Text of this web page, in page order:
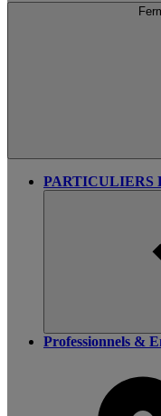
PARTICULIERS
Professionnels &